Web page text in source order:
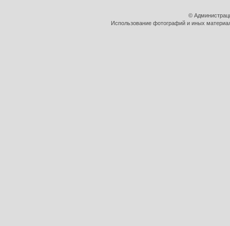
©
Использование фотографий и иных